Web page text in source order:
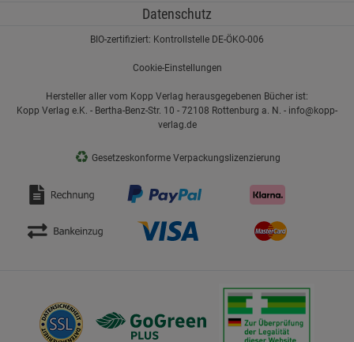
Datenschutz
BIO-zertifiziert: Kontrollstelle DE-ÖKO-006
Cookie-Einstellungen
Hersteller aller vom Kopp Verlag herausgegebenen Bücher ist:
Kopp Verlag e.K. - Bertha-Benz-Str. 10 - 72108 Rottenburg a. N. - info@kopp-
verlag.de
♻ Gesetzeskonforme Verpackungslizenzierung